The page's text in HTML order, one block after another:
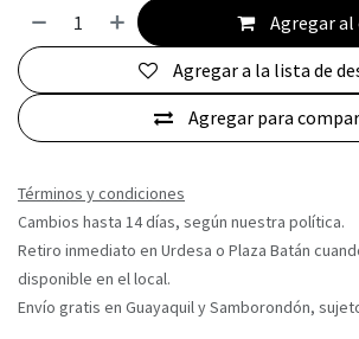
Agregar
Agregar para
Agregar a la lista de
Términos y condiciones
Cambios hasta 14 días, según nuestra política.
Retiro inmediato en Urdesa o Plaza Batán
disponible en el local.
Envío gratis en Guayaquil y Samborondón,